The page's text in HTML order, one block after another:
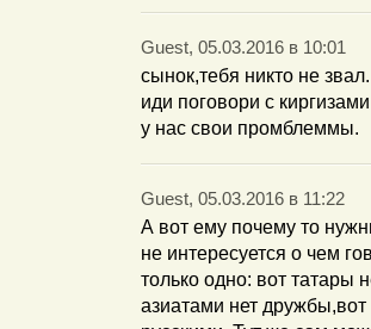
Guest, 05.03.2016 в 10:01
сынок,тебя никто не звал.
иди поговори с
у нас свои промблеммы.
Guest, 05.03.2016 в 11:22
А вот ему почему то
не интересуется о чем
только одно: вот татары
азиатами нет дружбы,вот